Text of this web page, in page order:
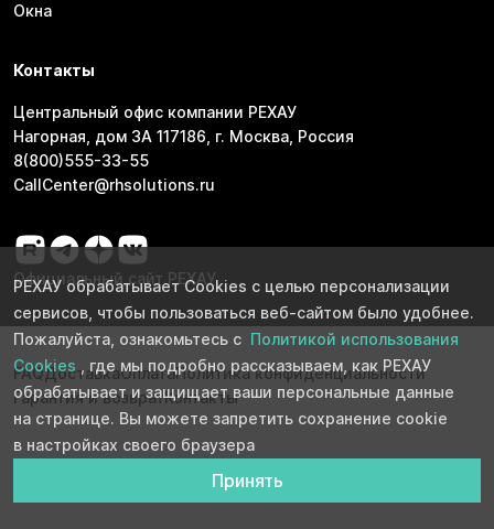
Окна
Контакты
Центральный офис компании РЕХАУ
Нагорная, дом 3А 117186, г. Москва, Россия
8(800)555-33-55
CallCenter@rhsolutions.ru
Официальный сайт РЕХАУ
FAQДоставкаОплатаПолитика конфиденциальности
Гарантия и возвратКонтакты
РЕХАУ обрабатывает Cookies с целью персонализации
сервисов, чтобы пользоваться веб-сайтом было удобнее.
Пожалуйста, ознакомьтесь с Политикой использования
Cookies
, где мы подробно рассказываем, как РЕХАУ
обрабатывает и защищает ваши персональные данные
на странице. Вы можете запретить сохранение cookie
в настройках своего браузера
Принять